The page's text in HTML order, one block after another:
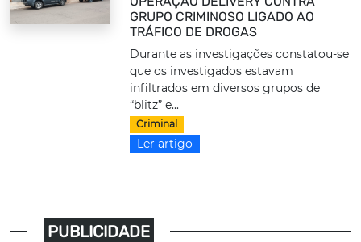
GRUPO CRIMINOSO LIGADO AO
TRÁFICO DE DROGAS
Durante as investigações constatou-se
que os investigados estavam
infiltrados em diversos grupos de
“blitz” e...
Criminal
Ler artigo
PUBLICIDADE